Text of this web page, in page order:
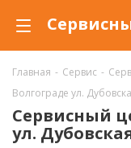
Главная - Сервис -
Волгограде ул.
Сервисный
ул.